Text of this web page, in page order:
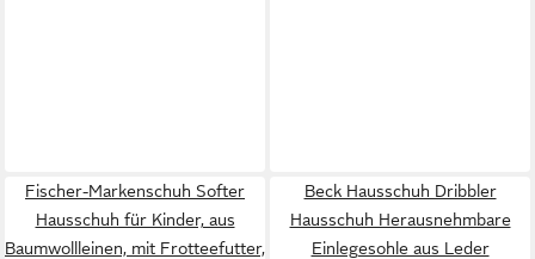
Fischer-Markenschuh Softer
Hausschuh für Kinder, aus
Baumwollleinen, mit Frotteefutter,
Beck Hausschuh Dribbler
Hausschuh Herausnehmbare
Einlegesohle aus Leder